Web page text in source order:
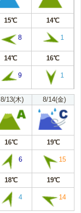
15℃ 14℃
8 1
14℃ 16℃
9 1
8/13(木) 8/14(金)
16℃ 19℃
6 15
18℃ 19℃
4 14